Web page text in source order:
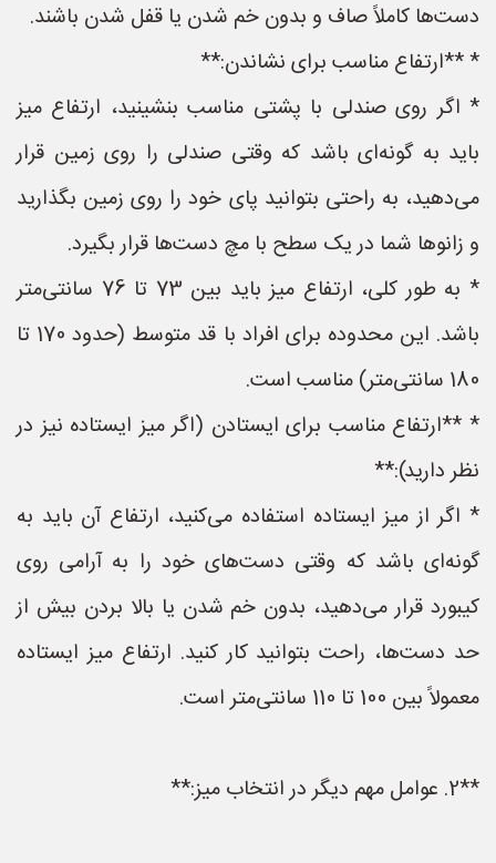
دست‌ها کاملاً صاف و بدون خم شدن یا قفل شدن باشند.
* **ارتفاع مناسب برای نشاندن:**
* اگر روی صندلی با پشتی مناسب بنشینید، ارتفاع میز
باید به گونه‌ای باشد که وقتی صندلی را روی زمین قرار
می‌دهید، به راحتی بتوانید پای خود را روی زمین بگذارید
و زانوها شما در یک سطح با مچ دست‌ها قرار بگیرد.
* به طور کلی، ارتفاع میز باید بین 73 تا 76 سانتی‌متر
باشد. این محدوده برای افراد با قد متوسط (حدود 170 تا
180 سانتی‌متر) مناسب است.
* **ارتفاع مناسب برای ایستادن (اگر میز ایستاده نیز در
نظر دارید):**
* اگر از میز ایستاده استفاده می‌کنید، ارتفاع آن باید به
گونه‌ای باشد که وقتی دست‌های خود را به آرامی روی
کیبورد قرار می‌دهید، بدون خم شدن یا بالا بردن بیش از
حد دست‌ها، راحت بتوانید کار کنید. ارتفاع میز ایستاده
معمولاً بین 100 تا 110 سانتی‌متر است.
**2. عوامل مهم دیگر در انتخاب میز:**